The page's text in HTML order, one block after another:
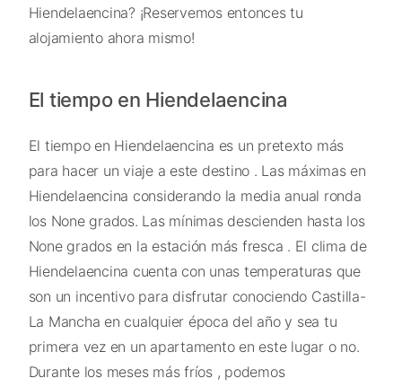
Hiendelaencina? ¡Reservemos entonces tu
alojamiento ahora mismo!
El tiempo en Hiendelaencina
El tiempo en Hiendelaencina es un pretexto más
para hacer un viaje a este destino . Las máximas en
Hiendelaencina considerando la media anual ronda
los None grados. Las mínimas descienden hasta los
None grados en la estación más fresca . El clima de
Hiendelaencina cuenta con unas temperaturas que
son un incentivo para disfrutar conociendo Castilla-
La Mancha en cualquier época del año y sea tu
primera vez en un apartamento en este lugar o no.
Durante los meses más fríos , podemos